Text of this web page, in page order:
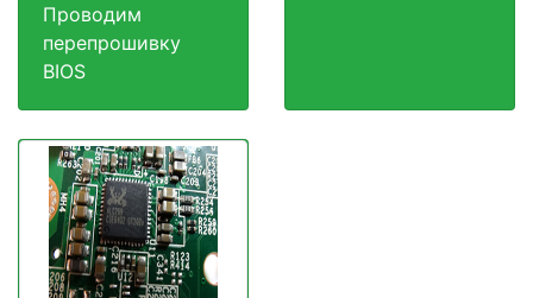
Проводим
перепрошивку
BIOS